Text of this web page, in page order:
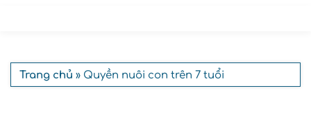
Trang chủ » Quyền nuôi con trên 7 tuổi